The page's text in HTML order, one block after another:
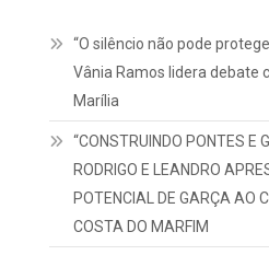
“O silêncio não pode
Vânia Ramos lidera debate
Marília
“CONSTRUINDO PONTES E
RODRIGO E LEANDRO
POTENCIAL DE GARÇA AO